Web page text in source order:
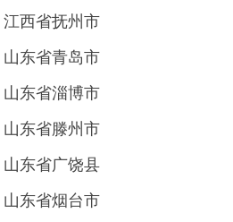
江西省抚州市
山东省青岛市
山东省淄博市
山东省滕州市
山东省广饶县
山东省烟台市